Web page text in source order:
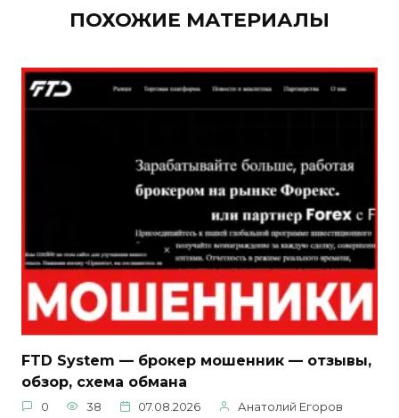
ПОХОЖИЕ МАТЕРИАЛЫ
FTD System — брокер мошенник — отзывы,
обзор, схема обмана
0 38 07.08.2026 Анатолий Егоров